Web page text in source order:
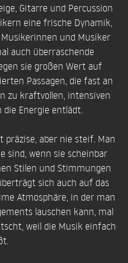
Gitarre und Percussion
eine frische Dynamik,
und Musiker
auch überraschende
sie großen Wert auf
Passagen, die fast an
zu kraftvollen, intensiven
die Energie entlädt.
präzise, aber nie steif. Man
sind, wenn sie scheinbar
Stilen und Stimmungen
sich auch auf das
Atmosphäre, in der man
lauschen kann, mal
weil die Musik einfach